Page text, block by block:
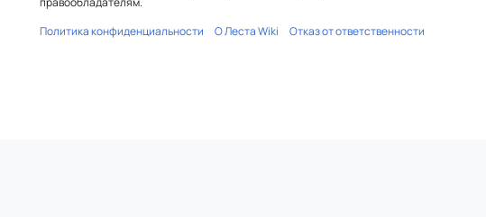
Политика конфиденциальности
О Леста Wiki Отказ от ответственности